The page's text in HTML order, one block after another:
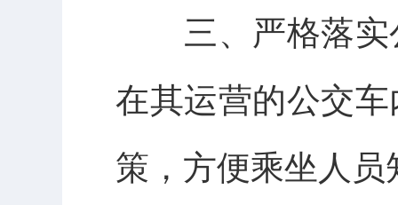
三、严格落实
在其运营的公交
策，方便乘坐人员